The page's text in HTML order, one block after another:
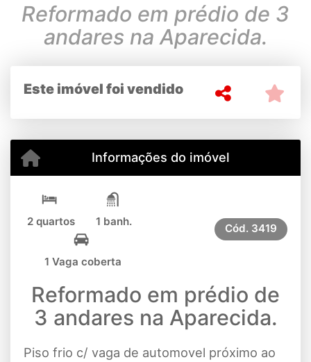
Reformado em prédio de 3
andares na Aparecida.
Este imóvel foi vendido
Informações do imóvel
2 quartos 1 banh.
1 Vaga coberta
Cód. 3419
Reformado em prédio de
3 andares na Aparecida.
Piso frio c/ vaga de automovel próximo ao